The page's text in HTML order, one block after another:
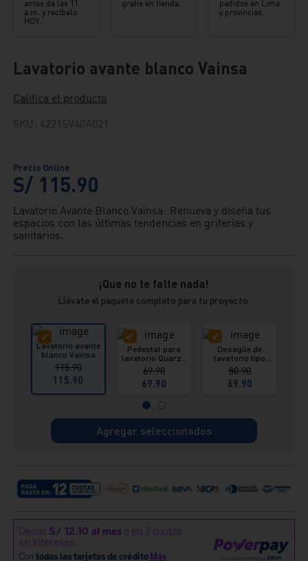
antes de las 11
a.m. y recíbelo
HOY.
gratis en tienda.
pedidos en Lima
y provincias.
Lavatorio avante blanco Vainsa
Califica el producto
SKU : 4221SV40A021
S/ 115.90
Lavatorio Avante Blanco Vainsa: Renueva y diseña tus
espacios con las últimas tendencias en griferías y
sanitarios.
¡Que no te falte nada!
Llévate el paquete completo para tu proyecto.
Lavatorio avante
blanco Vainsa
115.90
115.90
Pedestal para
lavatorio Quarzo
blanco - Vainsa
69.90
69.90
Desagüe de
lavatorio tipo
push con rebose
1¼”x 8” (3,18 cm x
20 cm)
80.90
69.90
Agregar seleccionados